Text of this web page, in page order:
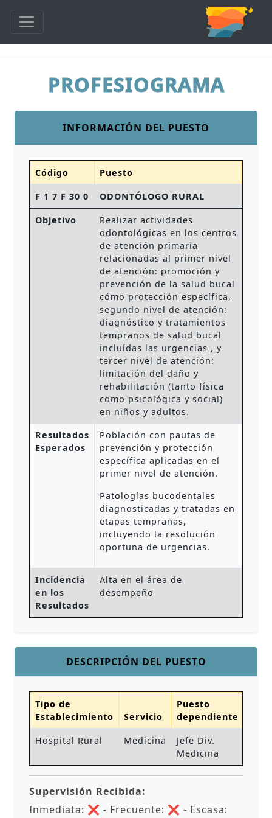
PROFESIOGRAMA
INFORMACIÓN DEL PUESTO
Código Puesto
F 1 7 F 30 0 ODONTÓLOGO RURAL
Objetivo
Realizar actividades
odontológicas en los centros
de atención primaria
relacionadas al primer nivel
de atención: promoción y
prevención de la salud bucal
cómo protección específica,
segundo nivel de atención:
diagnóstico y tratamientos
tempranos de salud bucal
incluídas las urgencias , y
tercer nivel de atención:
limitación del daño y
rehabilitación (tanto física
como psicológica y social)
en niños y adultos.
Resultados
Esperados
Población con pautas de
prevención y protección
específica aplicadas en el
primer nivel de atención.
Patologías bucodentales
diagnosticadas y tratadas en
etapas tempranas,
incluyendo la resolución
oportuna de urgencias.
Incidencia
en los
Resultados
Alta en el área de
desempeño
DESCRIPCIÓN DEL PUESTO
Tipo de
Establecimiento
Servicio
Puesto
dependiente
Hospital Rural Medicina
Jefe Div.
Medicina
Supervisión Recibida:
Inmediata: ❌ - Frecuente: ❌ - Escasa: